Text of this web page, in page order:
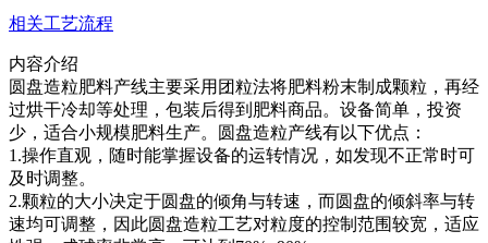
相关工艺流程
内容介绍
圆盘造粒肥料产线主要采用团粒法将肥料粉末制成颗粒，再经
过烘干冷却等处理，包装后得到肥料商品。设备简单，投资
少，适合小规模肥料生产。圆盘造粒产线有以下优点：
1.操作直观，随时能掌握设备的运转情况，如发现不正常时可
及时调整。
2.颗粒的大小决定于圆盘的倾角与转速，而圆盘的倾斜率与转
速均可调整，因此圆盘造粒工艺对粒度的控制范围较宽，适应